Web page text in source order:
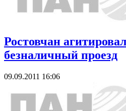
Ростовчан
безналичный проезд
09.09.2011 16:06